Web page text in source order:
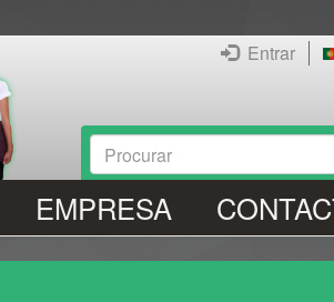
Entrar
Formulário
de
procura
Procurar
EMPRESA